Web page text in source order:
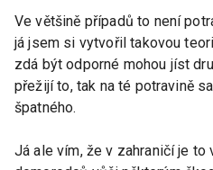
Ve většině případů to není
já jsem si vytvořil takovou
zdá být odporné mohou jíst
přežijí to, tak na té potravině
špatného.
Já ale vím, že v zahraničí je to